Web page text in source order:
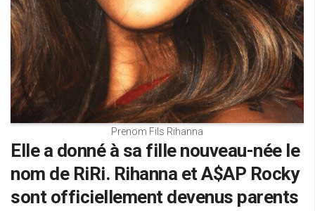
Prenom Fils Rihanna
Elle a donné à sa fille nouveau-née le
nom de RiRi. Rihanna et A$AP Rocky
sont officiellement devenus parents